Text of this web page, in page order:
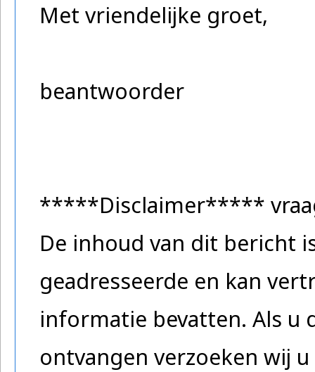
Met vriendelijke groet,
beantwoorder
*****Disclaimer*****
De inhoud van dit bericht
geadresseerde en kan
informatie bevatten. Als
ontvangen verzoeken wij